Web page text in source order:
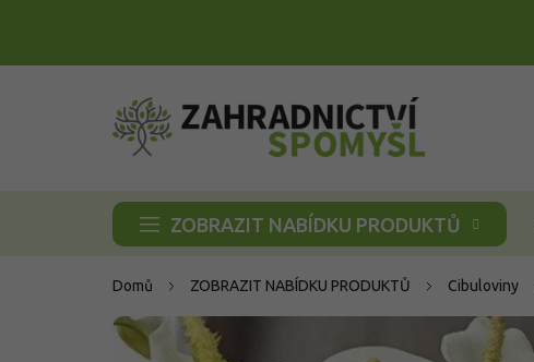
ZOBRAZIT NABÍDKU PRODUKTŮ
Domů ZOBRAZIT NABÍDKU PRODUKTŮ Cibuloviny